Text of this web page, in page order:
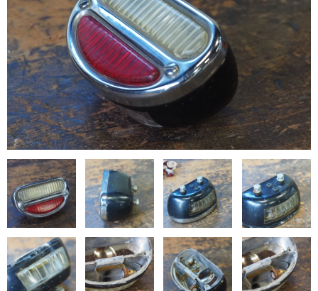
お問い合わせ
特定商取引法に基づく表記